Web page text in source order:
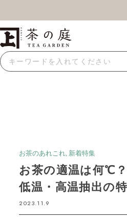
お茶のあれこれ, 新着特集
お茶の適温は何℃
低温・高温抽出の
2023.11.9